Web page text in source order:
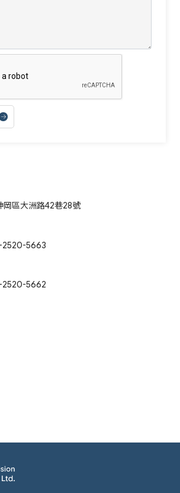
岡區大洲路42巷28號
2520-5663
2520-5662